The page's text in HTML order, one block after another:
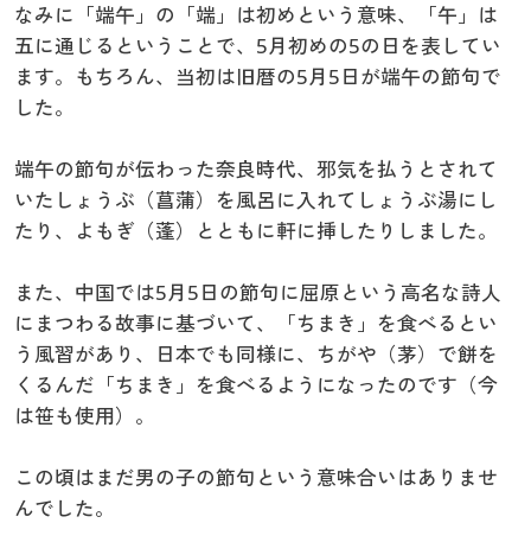
ご利用ガイド
よくある質問とお問い合わせ
よくある質問とお問い合わせ
なみに「端午」の「端」は初めという意味、「午」は
五に通じるということで、5月初めの5の日を表してい
ます。もちろん、当初は旧暦の5月5日が端午の節句で
した。
端午の節句が伝わった奈良時代、邪気を払うとされて
いたしょうぶ（菖蒲）を風呂に入れてしょうぶ湯にし
たり、よもぎ（蓬）とともに軒に挿したりしました。
また、中国では5月5日の節句に屈原という高名な詩人
にまつわる故事に基づいて、「ちまき」を食べるとい
う風習があり、日本でも同様に、ちがや（茅）で餅を
くるんだ「ちまき」を食べるようになったのです（今
は笹も使用）。
この頃はまだ男の子の節句という意味合いはありませ
んでした。